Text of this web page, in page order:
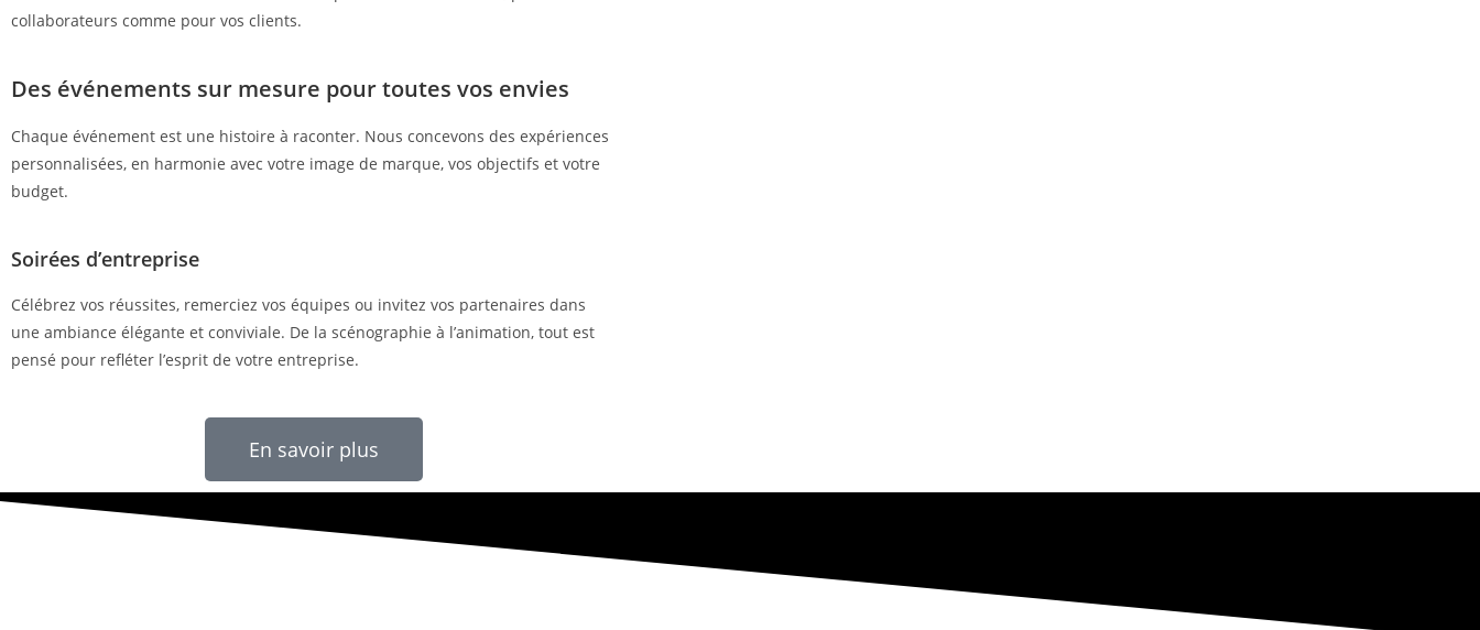
collaborateurs comme pour vos clients.
Des événements sur mesure pour toutes vos envies
Chaque événement est une histoire à raconter. Nous concevons des expériences
personnalisées, en harmonie avec votre image de marque, vos objectifs et votre
budget.
Soirées d’entreprise
Célébrez vos réussites, remerciez vos équipes ou invitez vos partenaires dans
une ambiance élégante et conviviale. De la scénographie à l’animation, tout est
pensé pour refléter l’esprit de votre entreprise.
En savoir plus